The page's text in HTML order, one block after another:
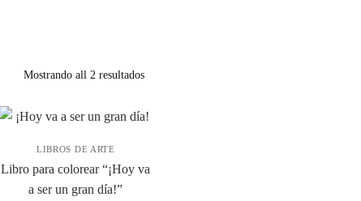
Mostrando all 2 resultados
LIBROS DE ARTE
Libro para colorear “¡Hoy va
a ser un gran día!”